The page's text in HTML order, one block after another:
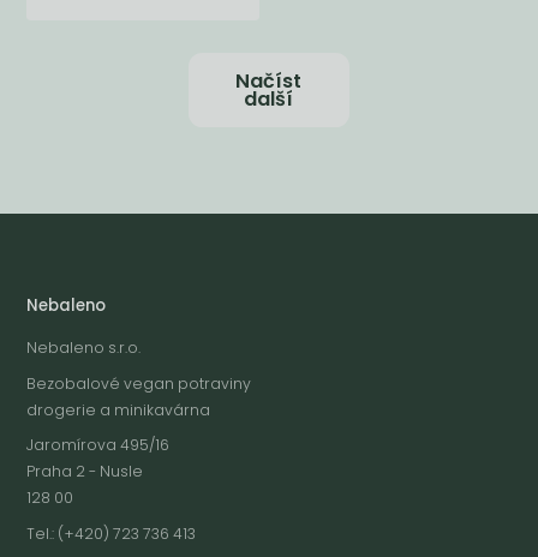
Načíst
další
Nebaleno
Nebaleno s.r.o.
Bezobalové vegan potraviny
drogerie a minikavárna
Jaromírova 495/16
Praha 2 - Nusle
128 00
Tel.: (+420) 723 736 413